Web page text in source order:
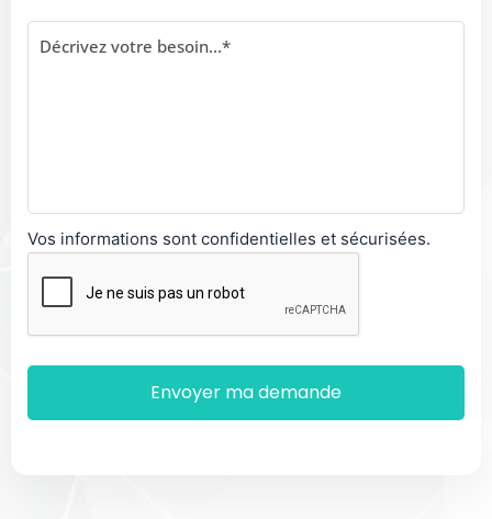
Vos informations sont confidentielles et sécurisées.